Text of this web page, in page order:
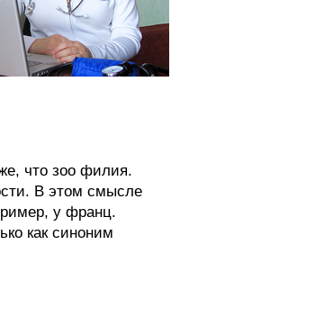
что зоо филия.
В этом смысле
у франц.
как синоним